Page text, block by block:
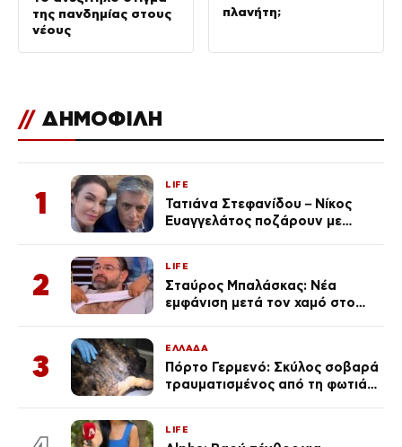
της πανδημίας στους
νέους
πλανήτη;
// ΔΗΜΟΦΙΛΗ
1
LIFE
Τατιάνα Στεφανίδου – Νίκος
Ευαγγελάτος ποζάρουν με
2
LIFE
Σταύρος Μπαλάσκας: Νέα
εμφάνιση μετά τον χαμό στο
3
ΕΛΛΑΔΑ
Πόρτο Γερμενό: Σκύλος σοβαρά
τραυματισμένος από τη φωτιά
LIFE